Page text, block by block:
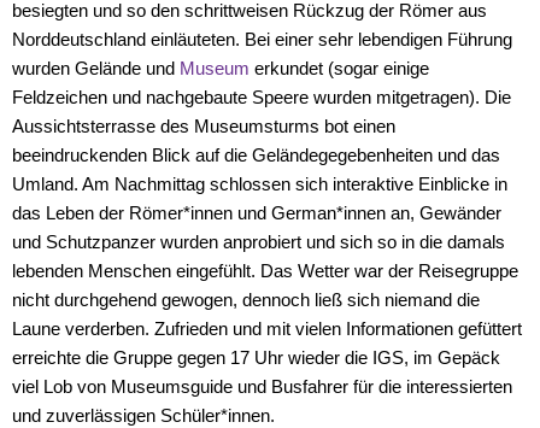
besiegten und so den schrittweisen Rückzug der Römer aus
Norddeutschland einläuteten. Bei einer sehr lebendigen Führung
wurden Gelände und Museum erkundet (sogar einige
Feldzeichen und nachgebaute Speere wurden mitgetragen). Die
Aussichtsterrasse des Museumsturms bot einen
beeindruckenden Blick auf die Geländegegebenheiten und das
Umland. Am Nachmittag schlossen sich interaktive Einblicke in
das Leben der Römer*innen und German*innen an, Gewänder
und Schutzpanzer wurden anprobiert und sich so in die damals
lebenden Menschen eingefühlt. Das Wetter war der Reisegruppe
nicht durchgehend gewogen, dennoch ließ sich niemand die
Laune verderben. Zufrieden und mit vielen Informationen gefüttert
erreichte die Gruppe gegen 17 Uhr wieder die IGS, im Gepäck
viel Lob von Museumsguide und Busfahrer für die interessierten
und zuverlässigen Schüler*innen.